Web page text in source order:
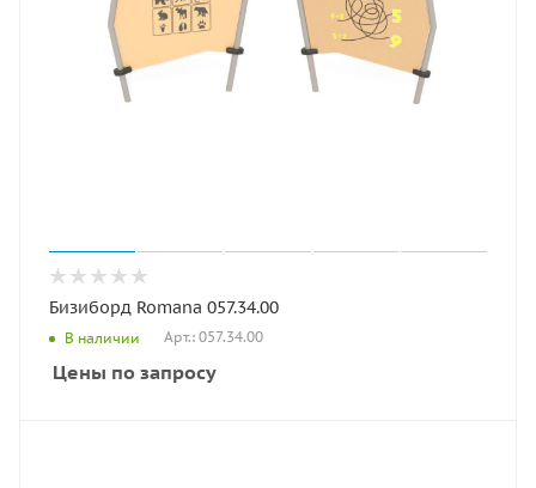
Бизиборд Romana 057.34.00
В наличии Арт.: 057.34.00
Цены по запросу